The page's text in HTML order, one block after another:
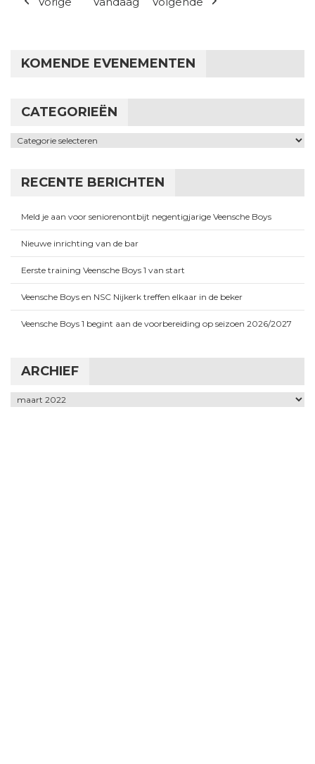
KOMENDE EVENEMENTEN
CATEGORIEËN
Categorieën
RECENTE BERICHTEN
Meld je aan voor seniorenontbijt negentigjarige Veensche Boys
Nieuwe inrichting van de bar
Eerste training Veensche Boys 1 van start
Veensche Boys en NSC Nijkerk treffen elkaar in de beker
Veensche Boys 1 begint aan de voorbereiding op seizoen 2026/2027
ARCHIEF
Archief